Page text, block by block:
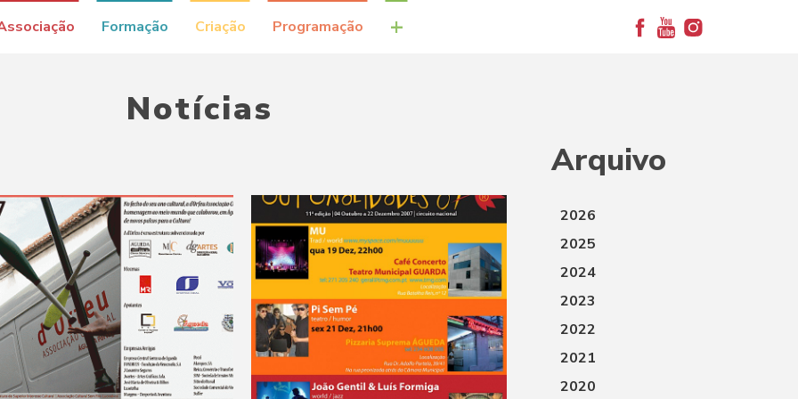
Formação Criação Programação +
Notícias
Arquivo
2026
2025
2024
2023
2022
2021
2020